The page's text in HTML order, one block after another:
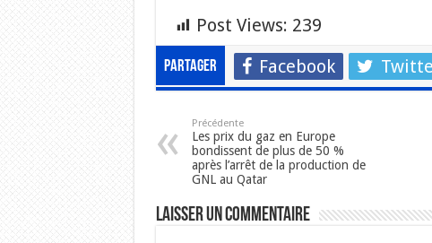
Post Views: 239
Partager Facebook
Précédente
Les prix du gaz en Europe
bondissent de plus de 50 %
après l’arrêt de la production de
GNL au Qatar
Laisser un commentaire